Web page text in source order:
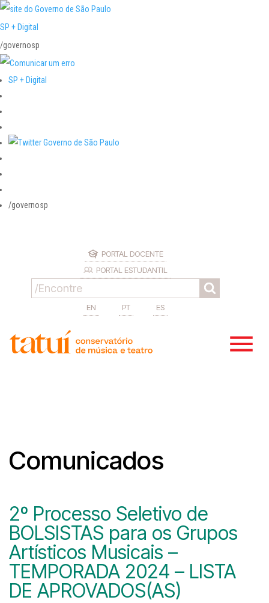
SP + Digital
/governosp
SP + Digital
/governosp
PORTAL DOCENTE
PORTAL ESTUDANTIL
EN PT ES
Comunicados
2º Processo Seletivo de
BOLSISTAS para os Grupos
Artísticos Musicais –
TEMPORADA 2024 – LISTA
DE APROVADOS(AS)